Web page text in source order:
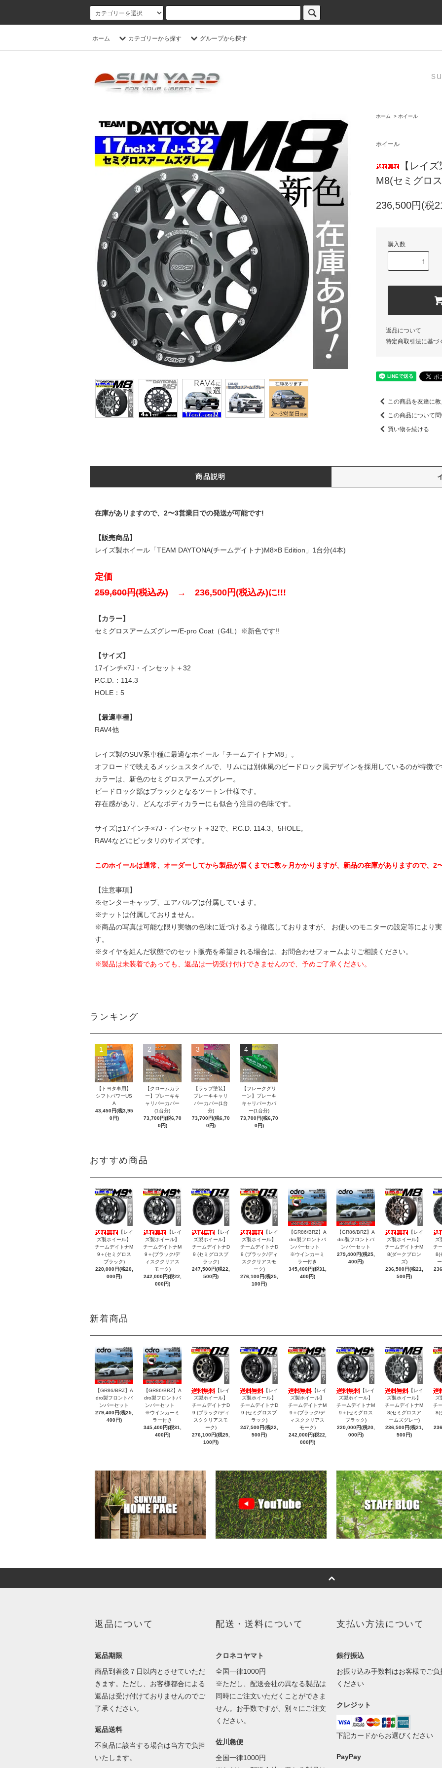
ホーム カテゴリーから探す グループから探す
ホーム > ホイール
ホイール
【レイ
M8(セミグロ
236,500円(税
購入数
返品について
特定商取引法に基づ
この商品を友達に
この商品について
買い物を続ける
商品説明
在庫がありますので、2〜3営業日での発送が可能です!
【販売商品】
レイズ製ホイール「TEAM DAYTONA(チームデイトナ)M8×B Edition」1台分(4本)
定価
259,600円(税込み)→ 236,500円(税込み)に!!!
【カラー】
セミグロスアームズグレー/E-pro Coat（G4L）※新色です!!
【サイズ】
17インチ×7J・インセット＋32
P.C.D.：114.3
HOLE：5
【最適車種】
RAV4他
レイズ製のSUV系車種に最適なホイール「チームデイトナM8」。
オフロードで映えるメッシュスタイルで、リムには別体風のビードロック風デザインを採用しているのが特徴で
カラーは、新色のセミグロスアームズグレー。
ビードロック部はブラックとなるツートン仕様です。
存在感があり、どんなボディカラーにも似合う注目の色味です。
サイズは17インチ×7J・インセット＋32で、P.C.D. 114.3、5HOLE。
RAV4などにピッタリのサイズです。
このホイールは通常、オーダーしてから製品が届くまでに数ヶ月かかりますが、新品の在庫がありますので、2
【注意事項】
※センターキャップ、エアバルブは付属しています。
※ナットは付属しておりません。
※商品の写真は可能な限り実物の色味に近づけるよう徹底しておりますが、 お使いのモニターの設定等により
す。
※タイヤを組んだ状態でのセット販売を希望される場合は、お問合わせフォームよりご相談ください。
※製品は未装着であっても、返品は一切受け付けできませんので、予めご了承ください。
ランキング
1
【トヨタ車用】
シフトパワーUS
A
43,450円(税3,95
0円)
2
【クロームカラ
ー】ブレーキキ
ャリパーカバー
(1台分)
73,700円(税6,70
0円)
3
【ラップ塗装】
ブレーキキャリ
パーカバー(1台
分)
73,700円(税6,70
0円)
4
【フレークグリ
ーン】ブレーキ
キャリパーカバ
ー(1台分)
73,700円(税6,70
0円)
おすすめ商品
【レイ
ズ製ホイール】
チームデイトナM
9＋(セミグロス
ブラック)
220,000円(税20,
000円)
【レイ
ズ製ホイール】
チームデイトナM
9＋(ブラック/デ
ィスククリアス
モーク)
242,000円(税22,
000円)
【レイ
ズ製ホイール】
チームデイトナD
9 (セミグロスブ
ラック)
247,500円(税22,
500円)
【レイ
ズ製ホイール】
チームデイトナD
9 (ブラック/ディ
スククリアスモ
ーク)
276,100円(税25,
100円)
【GR86/BRZ】A
dro製フロントバ
ンパーセット
※ウインカーミ
ラー付き
345,400円(税31,
400円)
【GR86/BRZ】A
dro製フロントバ
ンパーセット
279,400円(税25,
400円)
【レイ
ズ製ホイール】
チームデイトナM
8(ダークブロン
ズ)
236,500円(税21,
500円)
ズ
チ
8(
新着商品
【GR86/BRZ】A
dro製フロントバ
ンパーセット
279,400円(税25,
400円)
【GR86/BRZ】A
dro製フロントバ
ンパーセット
※ウインカーミ
ラー付き
345,400円(税31,
400円)
【レイ
ズ製ホイール】
チームデイトナD
9 (ブラック/ディ
スククリアスモ
ーク)
276,100円(税25,
100円)
【レイ
ズ製ホイール】
チームデイトナD
9 (セミグロスブ
ラック)
247,500円(税22,
500円)
【レイ
ズ製ホイール】
チームデイトナM
9＋(ブラック/デ
ィスククリアス
モーク)
242,000円(税22,
000円)
【レイ
ズ製ホイール】
チームデイトナM
9＋(セミグロス
ブラック)
220,000円(税20,
000円)
【レイ
ズ製ホイール】
チームデイトナM
8(セミグロスア
ームズグレー)
236,500円(税21,
500円)
ズ
チ
8(
返品について
返品期限
商品到着後７日以内とさせていただ
きます。ただし、お客様都合による
返品は受け付けておりませんのでご
了承ください。
返品送料
不良品に該当する場合は当方で負担
いたします。
配送・送料について
クロネコヤマト
全国一律1000円
※ただし、配送会社の異なる製品は
同時にご注文いただくことができま
せん。お手数ですが、別々にご注文
ください。
佐川急便
全国一律1000円
支払い方法について
銀行振込
お振り込み手数料はお客様でご負
ください
クレジット
下記カードからお選びください
PayPay